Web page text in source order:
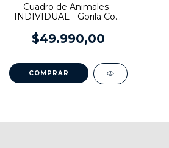
Cuadro de Animales -
INDIVIDUAL - Gorila Cod.
$49.990,00
COMPRAR